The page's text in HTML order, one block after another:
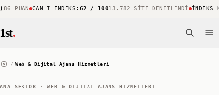
PUAN CANLI ENDEKS:62 / 10013.782 SITE DENETLENDI İNDEKS
1st.
/ Web & Dijital Ajans Hizmetleri
ANA SEKTÖR ·WEB & DIJITAL AJANS HIZMETLERI